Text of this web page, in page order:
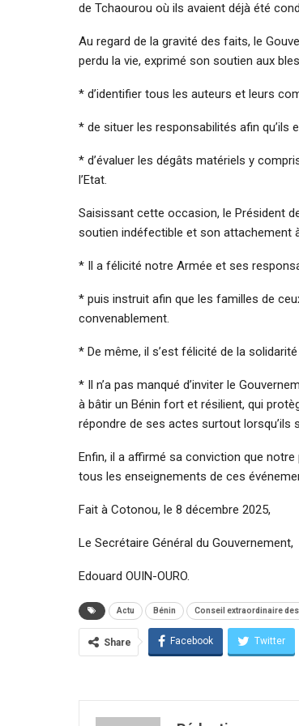
de Tchaourou où ils avaient déjà été
Au regard de la gravité des faits, le
perdu la vie, exprimé son soutien aux
* d’identifier tous les auteurs et leurs
* de situer les responsabilités afin qu’ils
* d’évaluer les dégâts matériels y
l’Etat.
Saisissant cette occasion, le Président
soutien indéfectible et son attachement
* Il a félicité notre Armée et ses
* puis instruit afin que les familles de
convenablement.
* De même, il s’est félicité de la
* Il n’a pas manqué d’inviter le
à bâtir un Bénin fort et résilient, qui
répondre de ses actes surtout lorsqu’ils
Enfin, il a affirmé sa conviction que
tous les enseignements de ces
Fait à Cotonou, le 8 décembre 2025,
Le Secrétaire Général du Gouvernement,
Edouard OUIN-OURO.
Actu Bénin Conseil extraordinaire
Share Facebook Twitter